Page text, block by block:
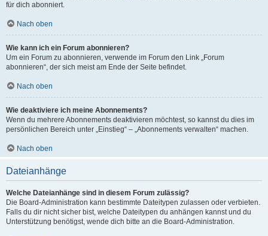
für dich abonniert.
Nach oben
Wie kann ich ein Forum abonnieren?
Um ein Forum zu abonnieren, verwende im Forum den Link „Forum
abonnieren“, der sich meist am Ende der Seite befindet.
Nach oben
Wie deaktiviere ich meine Abonnements?
Wenn du mehrere Abonnements deaktivieren möchtest, so kannst du dies im
persönlichen Bereich unter „Einstieg“ – „Abonnements verwalten“ machen.
Nach oben
Dateianhänge
Welche Dateianhänge sind in diesem Forum zulässig?
Die Board-Administration kann bestimmte Dateitypen zulassen oder verbieten.
Falls du dir nicht sicher bist, welche Dateitypen du anhängen kannst und du
Unterstützung benötigst, wende dich bitte an die Board-Administration.